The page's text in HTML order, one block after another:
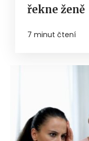
řekne ženě
7 minut čtení